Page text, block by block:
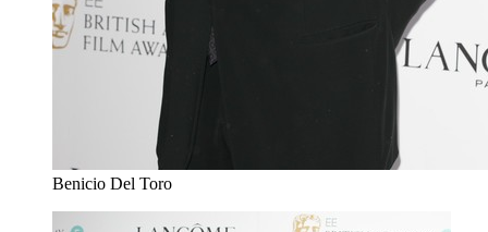
Benicio Del Toro